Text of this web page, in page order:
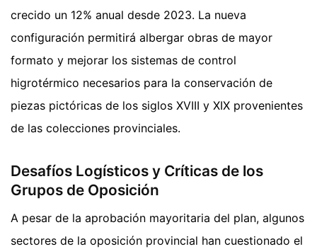
crecido un 12% anual desde 2023. La nueva
configuración permitirá albergar obras de mayor
formato y mejorar los sistemas de control
higrotérmico necesarios para la conservación de
piezas pictóricas de los siglos XVIII y XIX provenientes
de las colecciones provinciales.
Desafíos Logísticos y Críticas de los
Grupos de Oposición
A pesar de la aprobación mayoritaria del plan, algunos
sectores de la oposición provincial han cuestionado el